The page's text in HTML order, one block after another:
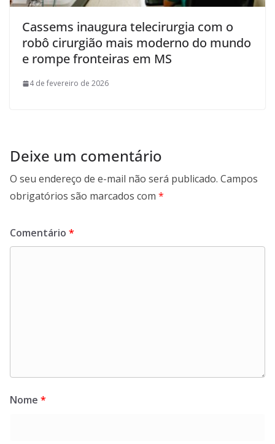
Cassems inaugura telecirurgia com o
robô cirurgião mais moderno do mundo
e rompe fronteiras em MS
4 de fevereiro de 2026
Deixe um comentário
O seu endereço de e-mail não será publicado. Campos
obrigatórios são marcados com *
Comentário *
Nome *